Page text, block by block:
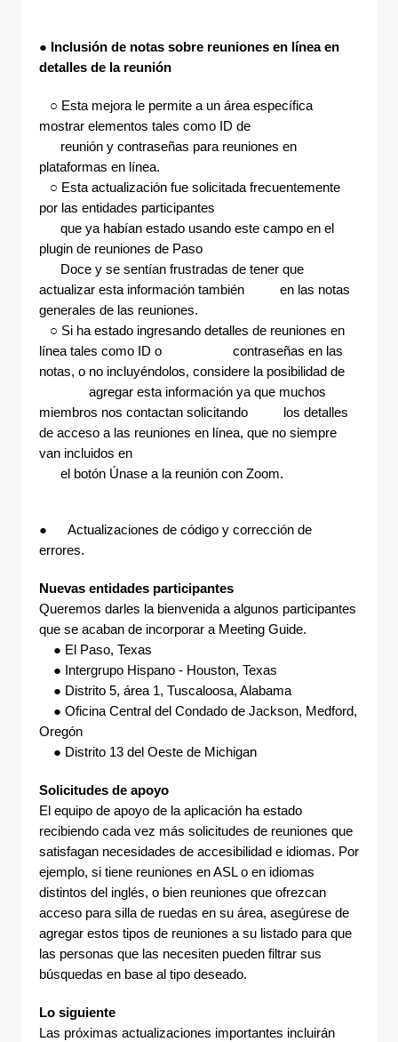
● Inclusión de notas sobre reuniones en línea en
detalles de la reunión
○ Esta mejora le permite a un área específica
mostrar elementos tales como ID de
reunión y contraseñas para reuniones en
plataformas en línea.
○ Esta actualización fue solicitada frecuentemente
por las entidades participantes
que ya habían estado usando este campo en el
plugin de reuniones de Paso
Doce y se sentían frustradas de tener que
actualizar esta información también en las notas
generales de las reuniones.
○ Si ha estado ingresando detalles de reuniones en
línea tales como ID o contraseñas en las
notas, o no incluyéndolos, considere la posibilidad de
agregar esta información ya que muchos
miembros nos contactan solicitando los detalles
de acceso a las reuniones en línea, que no siempre
van incluidos en
el botón Únase a la reunión con Zoom.
● Actualizaciones de código y corrección de
errores.
Nuevas entidades participantes
Queremos darles la bienvenida a algunos participantes
que se acaban de incorporar a Meeting Guide.
● El Paso, Texas
● Intergrupo Hispano - Houston, Texas
● Distrito 5, área 1, Tuscaloosa, Alabama
● Oficina Central del Condado de Jackson, Medford,
Oregón
● Distrito 13 del Oeste de Michigan
Solicitudes de apoyo
El equipo de apoyo de la aplicación ha estado
recibiendo cada vez más solicitudes de reuniones que
satisfagan necesidades de accesibilidad e idiomas. Por
ejemplo, si tiene reuniones en ASL o en idiomas
distintos del inglés, o bien reuniones que ofrezcan
acceso para silla de ruedas en su área, asegúrese de
agregar estos tipos de reuniones a su listado para que
las personas que las necesiten pueden filtrar sus
búsquedas en base al tipo deseado.
Lo siguiente
Las próximas actualizaciones importantes incluirán